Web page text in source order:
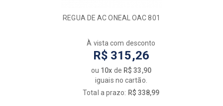
REGUA DE AC ONEAL OAC 801
À vista com desconto
R$ 315,26
ou 10x de R$ 33,90
iguais no cartão.
Total a prazo: R$ 338,99